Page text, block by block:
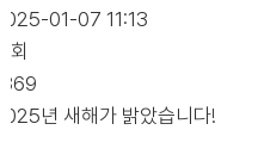
01-07 11:13
회
년 새해가 밝았습니다!